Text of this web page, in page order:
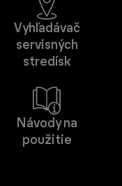
Vyhľadávač
servisných
stredísk
Návody na
použitie